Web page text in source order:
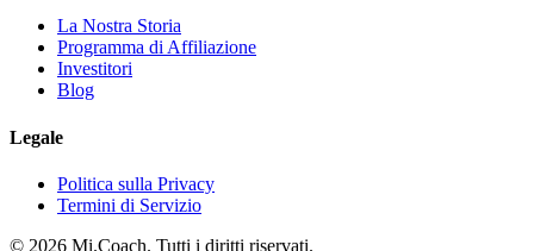
La Nostra Storia
Programma di Affiliazione
Investitori
Blog
Legale
Politica sulla Privacy
Termini di Servizio
© 2026 Mi.Coach. Tutti i diritti riservati.